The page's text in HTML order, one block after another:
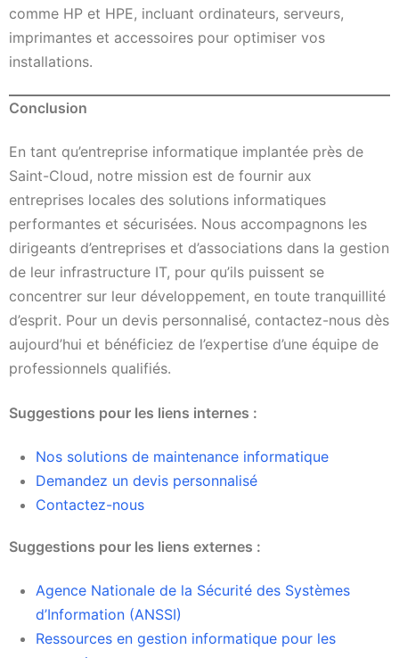
comme HP et HPE, incluant ordinateurs, serveurs,
imprimantes et accessoires pour optimiser vos
installations.
Conclusion
En tant qu’entreprise informatique implantée près de
Saint-Cloud, notre mission est de fournir aux
entreprises locales des solutions informatiques
performantes et sécurisées. Nous accompagnons les
dirigeants d’entreprises et d’associations dans la gestion
de leur infrastructure IT, pour qu’ils puissent se
concentrer sur leur développement, en toute tranquillité
d’esprit. Pour un devis personnalisé, contactez-nous dès
aujourd’hui et bénéficiez de l’expertise d’une équipe de
professionnels qualifiés.
Suggestions pour les liens internes :
Nos solutions de maintenance informatique
Demandez un devis personnalisé
Contactez-nous
Suggestions pour les liens externes :
Agence Nationale de la Sécurité des Systèmes
d’Information (ANSSI)
Ressources en gestion informatique pour les